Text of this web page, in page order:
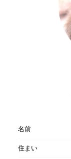
名前
住まい